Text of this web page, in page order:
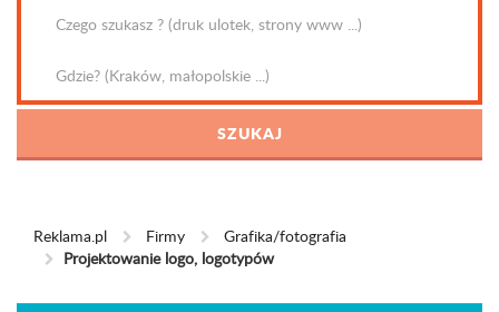
Reklama.pl Firmy
Grafika/fotografia
Projektowanie logo, logotypów